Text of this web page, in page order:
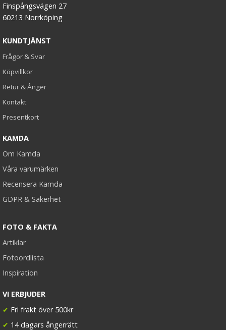
Finspångsvägen 27
60213 Norrköping
KUNDTJÄNST
Frågor & Svar
Köpvillkor
Retur & Ånger
Kontakt
Presentkort
KAMDA
Om Kamda
Våra varumärken
Recensera Kamda
GDPR & Säkerhet
FOTO & FAKTA
Artiklar
Fotoordlista
Inspiration
VI ERBJUDER
✔ Fri frakt över 500kr
✔ 14 dagars ångerrätt